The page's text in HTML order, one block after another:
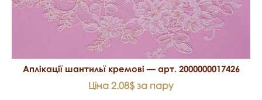
Аплікації шантильї кремові — арт. 2000000017426
Ціна 2.08$ за пару